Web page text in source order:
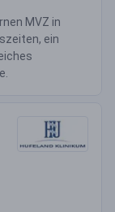
MVZ in
ein